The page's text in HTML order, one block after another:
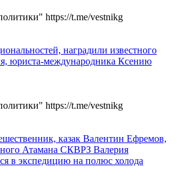
https://t.me/vestnikg
наградили известного
юриста-международника Ксению
https://t.me/vestnikg
казак Валентин Ефремов,
Атамана СКВРЗ Валерия
в экспедицию на полюс холода